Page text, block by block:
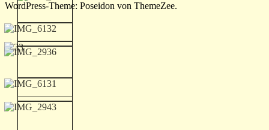
WordPress-Theme: Poseidon von ThemeZee.